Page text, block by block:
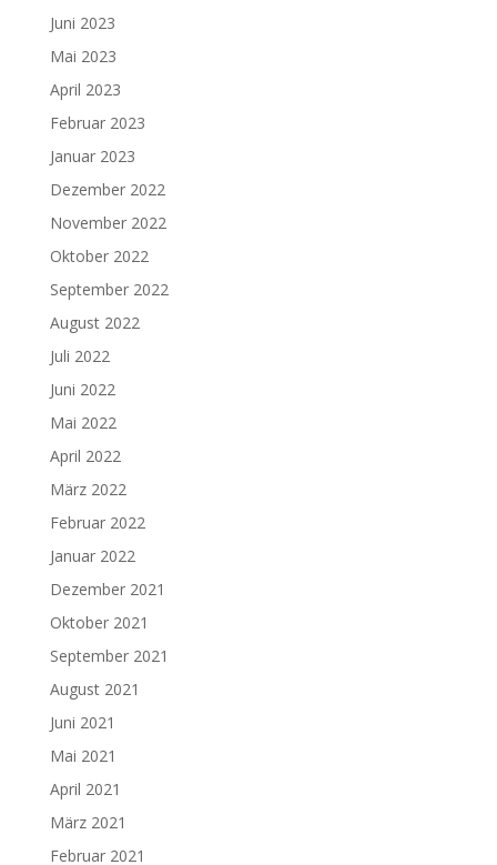
Juni 2023
Mai 2023
April 2023
Februar 2023
Januar 2023
Dezember 2022
November 2022
Oktober 2022
September 2022
August 2022
Juli 2022
Juni 2022
Mai 2022
April 2022
März 2022
Februar 2022
Januar 2022
Dezember 2021
Oktober 2021
September 2021
August 2021
Juni 2021
Mai 2021
April 2021
März 2021
Februar 2021